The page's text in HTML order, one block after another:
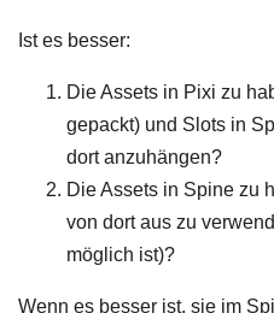
Ist es besser:
Die Assets in Pixi zu
gepackt) und Slots in
dort anzuhängen?
Die Assets in Spine zu
von dort aus zu
möglich ist)?
Wenn es besser ist, sie im